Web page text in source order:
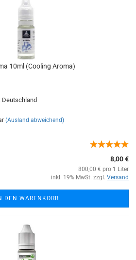
10ml (Cooling Aroma)
Deutschland
(Ausland abweichend)
8,00 €
800,00 € pro 1 Liter
inkl. 19% MwSt. zzgl. Versand
DEN WARENKORB